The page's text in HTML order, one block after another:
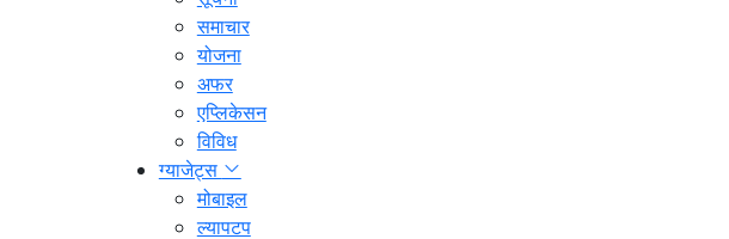
समाचार
योजना
अफर
एप्लिकेसन
विविध
ग्याजेट्स
मोबाइल
ल्यापटप